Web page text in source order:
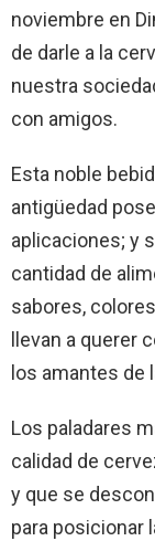
noviembre en
de darle a la
nuestra
con amigos.
Esta noble
antigüedad
aplicaciones; y
cantidad de
sabores,
llevan a querer
los amantes de
Los paladares
calidad de
y que se
para posicionar